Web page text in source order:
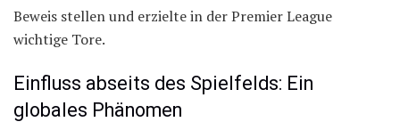
Beweis stellen und erzielte in der Premier League
wichtige Tore.
Einfluss abseits des Spielfelds: Ein
globales Phänomen